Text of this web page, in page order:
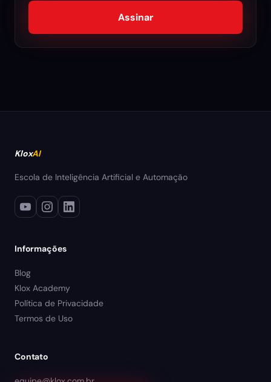
Assinar
KloxAI
Escola de Inteligência Artificial e Automação
Informações
Blog
Klox Academy
Política de Privacidade
Termos de Uso
Contato